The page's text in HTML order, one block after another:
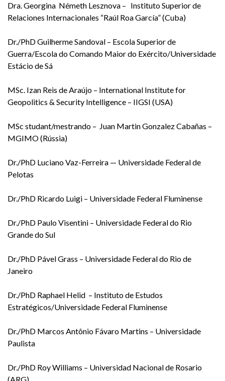
Dra. Georgina Németh Lesznova – Instituto Superior de
Relaciones Internacionales “Raúl Roa García” (Cuba)
Dr./PhD Guilherme Sandoval – Escola Superior de
Guerra/Escola do Comando Maior do Exército/Universidade
Estácio de Sá
MSc. Izan Reis de Araújo – International Institute for
Geopolitics & Security Intelligence – IIGSI (USA)
MSc studant/mestrando – Juan Martin Gonzalez Cabañas –
MGIMO (Rússia)
Dr./PhD Luciano Vaz-Ferreira — Universidade Federal de
Pelotas
Dr./PhD Ricardo Luigi – Universidade Federal Fluminense
Dr./PhD Paulo Visentini – Universidade Federal do Rio
Grande do Sul
Dr./PhD Pável Grass – Universidade Federal do Rio de
Janeiro
Dr./PhD Raphael Helid – Instituto de Estudos
Estratégicos/Universidade Federal Fluminense
Dr./PhD Marcos Antônio Fávaro Martins – Universidade
Paulista
Dr./PhD Roy Williams – Universidad Nacional de Rosario